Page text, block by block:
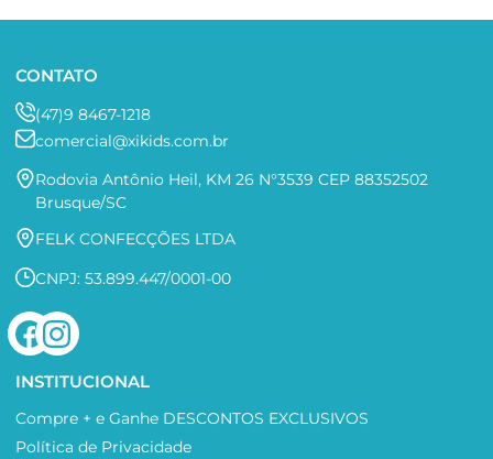
CONTATO
(47)9 8467-1218
comercial@xikids.com.br
Rodovia Antônio Heil, KM 26 N°3539 CEP 88352502
Brusque/SC
FELK CONFECÇÕES LTDA
CNPJ: 53.899.447/0001-00
INSTITUCIONAL
Compre + e Ganhe DESCONTOS EXCLUSIVOS
Política de Privacidade